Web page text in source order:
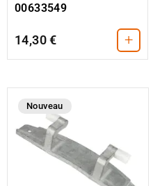
00633549
14,30 € +
Nouveau